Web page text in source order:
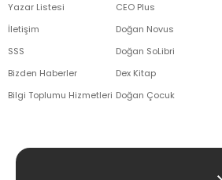
Yazar Listesi
İletişim
SSS
Bizden Haberler
Bilgi Toplumu Hizmetleri
CEO Plus
Doğan Novus
Doğan SoLibri
Dex Kitap
Doğan Çocuk